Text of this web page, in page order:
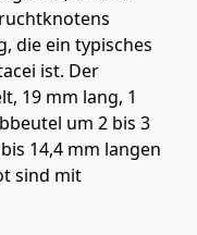
die ein typisches
ist. Der
19 mm lang, 1
um 2 bis 3
14,4 mm langen
sind mit